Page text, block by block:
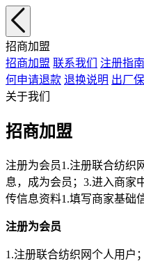
招商加盟
招商加盟 联系我们 注册指南
何申请退款 退换说明 出厂
关于我们
招商加盟
注册为会员1.注册联合纺织
息，成为会员；3.进入商家
传信息资料1.填写商家基础
注册为会员
1.注册联合纺织网个人用户；